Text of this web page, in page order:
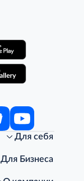
Для себя
Для Бизнеса